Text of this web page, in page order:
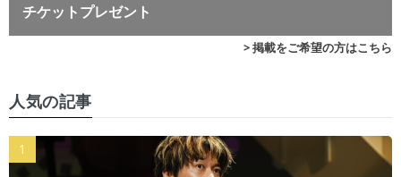
チケットプレゼント
> 掲載をご希望の方はこちら
人気の記事